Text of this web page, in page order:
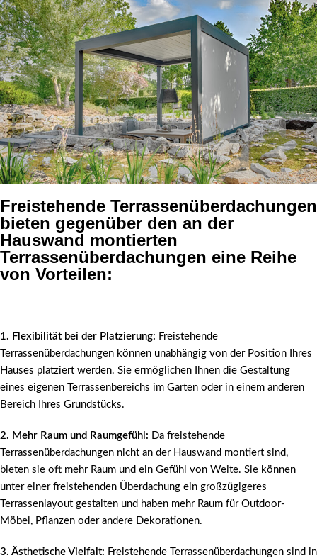
Freistehende Terrassenüberdachungen
bieten gegenüber den an der
Hauswand montierten
Terrassenüberdachungen eine Reihe
von Vorteilen:
1. Flexibilität bei der Platzierung: Freistehende
Terrassenüberdachungen können unabhängig von der Position Ihres
Hauses platziert werden. Sie ermöglichen Ihnen die Gestaltung
eines eigenen Terrassenbereichs im Garten oder in einem anderen
Bereich Ihres Grundstücks.
2. Mehr Raum und Raumgefühl: Da freistehende
Terrassenüberdachungen nicht an der Hauswand montiert sind,
bieten sie oft mehr Raum und ein Gefühl von Weite. Sie können
unter einer freistehenden Überdachung ein großzügigeres
Terrassenlayout gestalten und haben mehr Raum für Outdoor-
Möbel, Pflanzen oder andere Dekorationen.
3. Ästhetische Vielfalt: Freistehende Terrassenüberdachungen sind in